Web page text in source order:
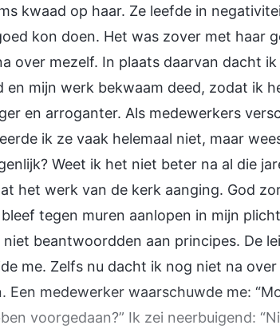
kwaad op haar. Ze leefde in
kon doen. Het was zover met haar
over mezelf. In plaats daarvan dacht
en mijn werk bekwaam deed, zodat ik
en arroganter. Als medewerkers
ik ze vaak helemaal niet, maar
Weet ik het niet beter na al die
het werk van de kerk aanging. God
tegen muren aanlopen in mijn
beantwoordden aan principes. De
me. Zelfs nu dacht ik nog niet na
medewerker waarschuwde me:
voorgedaan?” Ik zei neerbuigend: